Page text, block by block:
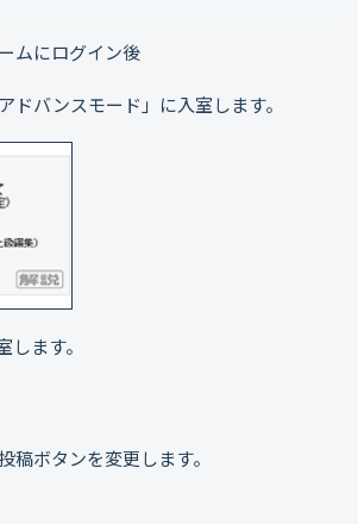
ムにログイン後
ドバンスモード」に入室します。
します。
稿ボタンを変更します。